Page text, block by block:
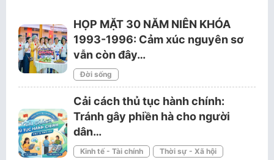
HỌP MẶT 30 NĂM NIÊN KHÓA
1993-1996: Cảm xúc nguyên sơ
vẫn còn đây…
Đời sống
Cải cách thủ tục hành chính:
Tránh gây phiền hà cho người
dân…
Kinh tế - Tài chính
Thời sự - Xã hội